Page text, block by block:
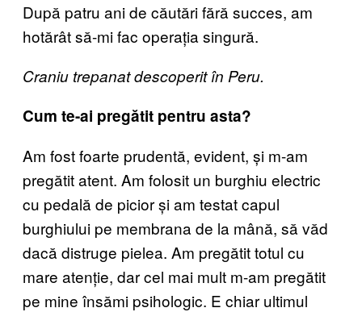
După patru ani de căutări fără succes, am
hotărât să-mi fac operația singură.
Craniu trepanat descoperit în Peru.
Cum te-ai pregătit pentru asta?
Am fost foarte prudentă, evident, și m-am
pregătit atent. Am folosit un burghiu electric
cu pedală de picior și am testat capul
burghiului pe membrana de la mână, să văd
dacă distruge pielea. Am pregătit totul cu
mare atenție, dar cel mai mult m-am pregătit
pe mine însămi psihologic. E chiar ultimul